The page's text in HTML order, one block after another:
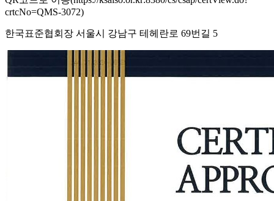
crtcNo=QMS-3072)
한국표준협회장 서울시 강남구 테헤란로 69번길 5